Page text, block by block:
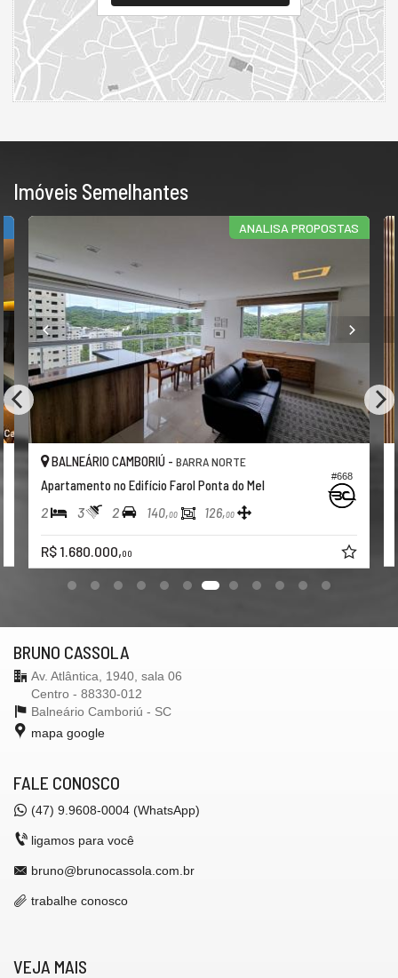
Imóveis Semelhantes
ANALISA PROPOSTAS
#668
BALNEÁRIO CAMBORIÚ - BARRA NORTE
Apartamento no Edifício Farol Ponta do Mel
2 3 2 140,00 126,00
R$ 1.680.000,00
BRUNO CASSOLA
Av. Atlântica, 1940, sala 06
Centro - 88330-012
Balneário Camboriú - SC
mapa google
FALE CONOSCO
(47) 9.9608-0004 (WhatsApp)
ligamos para você
bruno@brunocassola.com.br
trabalhe conosco
VEJA MAIS